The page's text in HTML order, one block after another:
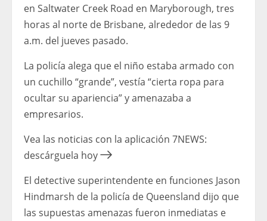
en Saltwater Creek Road en Maryborough, tres
horas al norte de Brisbane, alrededor de las 9
a.m. del jueves pasado.
La policía alega que el niño estaba armado con
un cuchillo “grande”, vestía “cierta ropa para
ocultar su apariencia” y amenazaba a
empresarios.
Vea las noticias con la aplicación 7NEWS:
descárguela hoy
El detective superintendente en funciones Jason
Hindmarsh de la policía de Queensland dijo que
las supuestas amenazas fueron inmediatas e